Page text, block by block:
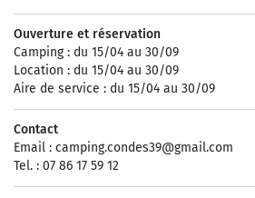
Ouverture et réservation
Camping : du 15/04 au 30/09
Location : du 15/04 au 30/09
Aire de service : du 15/04 au 30/09
Contact
Email : camping.condes39@gmail.com
Tel. : 07 86 17 59 12